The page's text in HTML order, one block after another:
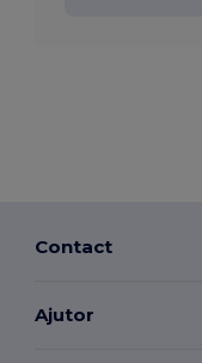
Contact
Ajutor